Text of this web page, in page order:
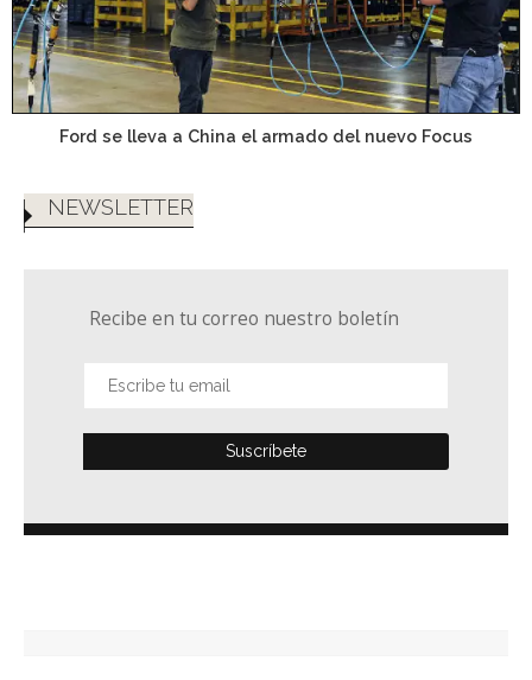
Ford se lleva a China el armado del nuevo Focus
NEWSLETTER
Recibe en tu correo nuestro boletín